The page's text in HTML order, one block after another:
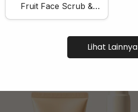
Lip Scrub
Eye Care
Eye Cream
Body Care
Fruit Face Scrub &
Cleanser Whitening
Lihat Lainnya